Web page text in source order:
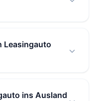
Leasingauto
ins Ausland